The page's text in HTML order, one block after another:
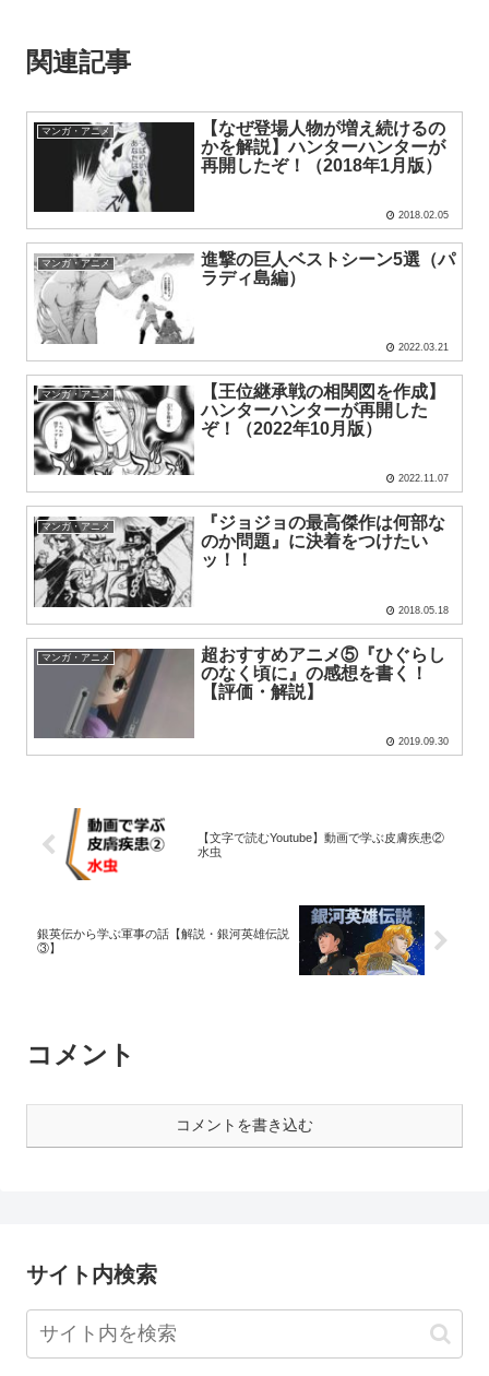
関連記事
マンガ・アニメ
【なぜ登場人物が増え続けるの
かを解説】ハンターハンターが
再開したぞ！（2018年1月版）
2018.02.05
マンガ・アニメ
進撃の巨人ベストシーン5選（パ
ラディ島編）
2022.03.21
マンガ・アニメ
【王位継承戦の相関図を作成】
ハンターハンターが再開した
ぞ！（2022年10月版）
2022.11.07
マンガ・アニメ
『ジョジョの最高傑作は何部な
のか問題』に決着をつけたい
ッ！！
2018.05.18
マンガ・アニメ
超おすすめアニメ⑤『ひぐらし
のなく頃に』の感想を書く！
【評価・解説】
2019.09.30
【文字で読むYoutube】動画で学ぶ皮膚疾患②
水虫
銀英伝から学ぶ軍事の話【解説・銀河英雄伝説
③】
コメント
コメントを書き込む
サイト内検索